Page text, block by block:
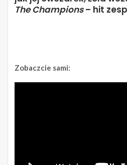
The Champions– hit
Zobaczcie sami: